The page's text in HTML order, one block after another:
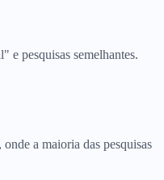
" e pesquisas semelhantes.
a maioria das pesquisas